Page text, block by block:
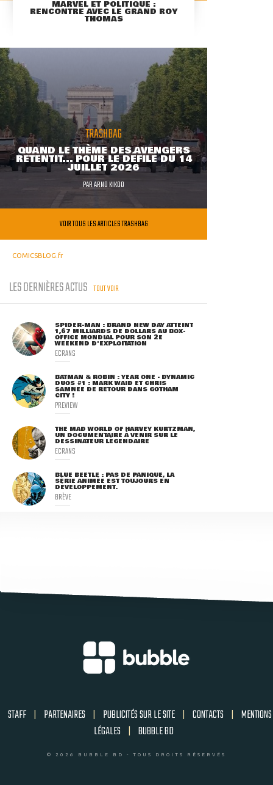
MARVEL ET POLITIQUE :
RENCONTRE AVEC LE GRAND ROY
THOMAS
TRASHBAG
QUAND LE THÈME DES AVENGERS
RETENTIT... POUR LE DÉFILÉ DU 14
JUILLET 2026
PARARNO KIKOO
VOIR TOUS LES ARTICLES TRASHBAG
COMICSBLOG.fr
LES DERNIÈRES ACTUS TOUT VOIR
SPIDER-MAN : BRAND NEW DAY ATTEINT
1,67 MILLIARDS DE DOLLARS AU BOX-
OFFICE MONDIAL POUR SON 2E
WEEKEND D'EXPLOITATION
ECRANS
BATMAN & ROBIN : YEAR ONE - DYNAMIC
DUOS #1 : MARK WAID ET CHRIS
SAMNEE DE RETOUR DANS GOTHAM
CITY !
PREVIEW
THE MAD WORLD OF HARVEY KURTZMAN,
UN DOCUMENTAIRE À VENIR SUR LE
DESSINATEUR LÉGENDAIRE
ECRANS
BLUE BEETLE : PAS DE PANIQUE, LA
SÉRIE ANIMÉE EST TOUJOURS EN
DÉVELOPPEMENT.
BRÈVE
STAFF | PARTENAIRES | PUBLICITÉS SUR LE SITE | CONTACTS | MENTIONS
LÉGALES | BUBBLE BD
© 2026 BUBBLE BD - TOUS DROITS RÉSERVÉS